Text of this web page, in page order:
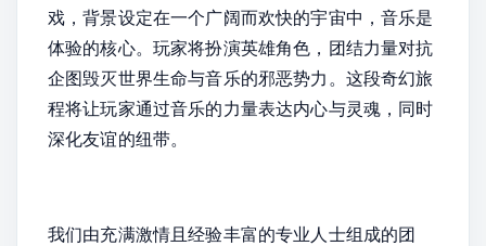
戏，背景设定在一个广阔而欢快的宇宙中，音乐是
体验的核心。玩家将扮演英雄角色，团结力量对抗
企图毁灭世界生命与音乐的邪恶势力。这段奇幻旅
程将让玩家通过音乐的力量表达内心与灵魂，同时
深化友谊的纽带。
我们由充满激情且经验丰富的专业人士组成的团